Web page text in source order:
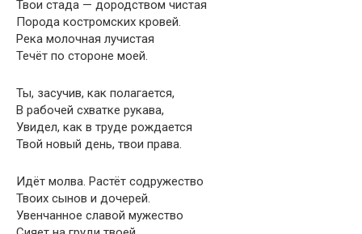
Твои стада — дородством чистая
Порода костромских кровей.
Река молочная лучистая
Течёт по стороне моей.
Ты, засучив, как полагается,
В рабочей схватке рукава,
Увидел, как в труде рождается
Твой новый день, твои права.
Идёт молва. Растёт содружество
Твоих сынов и дочерей.
Увенчанное славой мужество